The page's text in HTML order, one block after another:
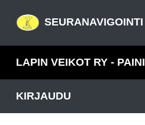
SEURANAVIGOINTI
LAPIN VEIKOT RY - PAINI
KIRJAUDU